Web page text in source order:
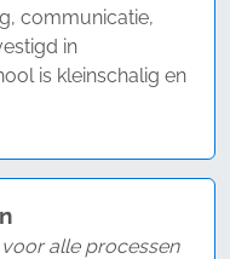
communicatie,
in
is kleinschalig en
alle processen